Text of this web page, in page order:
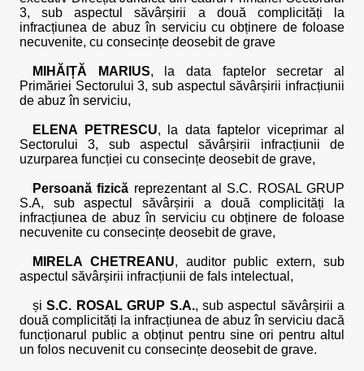
3, sub aspectul săvârșirii a două complicități la
infracțiunea de abuz în serviciu cu obținere de foloase
necuvenite, cu consecințe deosebit de grave
MIHĂIȚĂ MARIUS, la data faptelor secretar al
Primăriei Sectorului 3, sub aspectul săvârșirii infracțiunii
de abuz în serviciu,
ELENA PETRESCU, la data faptelor viceprimar al
Sectorului 3, sub aspectul săvârșirii infracțiunii de
uzurparea funcției cu consecințe deosebit de grave,
Persoană fizică reprezentant al S.C. ROSAL GRUP
S.A, sub aspectul săvârșirii a două complicități la
infracțiunea de abuz în serviciu cu obținere de foloase
necuvenite cu consecințe deosebit de grave,
MIRELA CHETREANU, auditor public extern, sub
aspectul săvârșirii infracțiunii de fals intelectual,
șiS.C. ROSAL GRUP S.A., sub aspectul săvârșirii a
două complicități la infracțiunea de abuz în serviciu dacă
funcționarul public a obținut pentru sine ori pentru altul
un folos necuvenit cu consecințe deosebit de grave.